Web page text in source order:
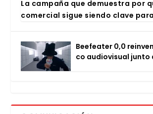
La cam­pa­ña que demues­tra por
comer­cial sigue sien­do cla­ve
Bee­fea­ter 0,0
co audio­vi­sual jun­to